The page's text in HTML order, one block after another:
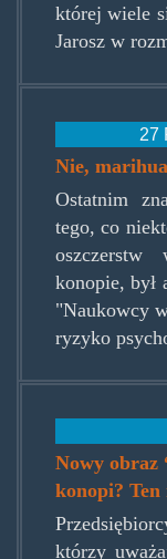
której wiele
Jarosz w
27
Nie,
Ostatnim
tego, co
konopie, był
"Naukowcy
ryzyko
Nowy obraz
konopi?
którzy